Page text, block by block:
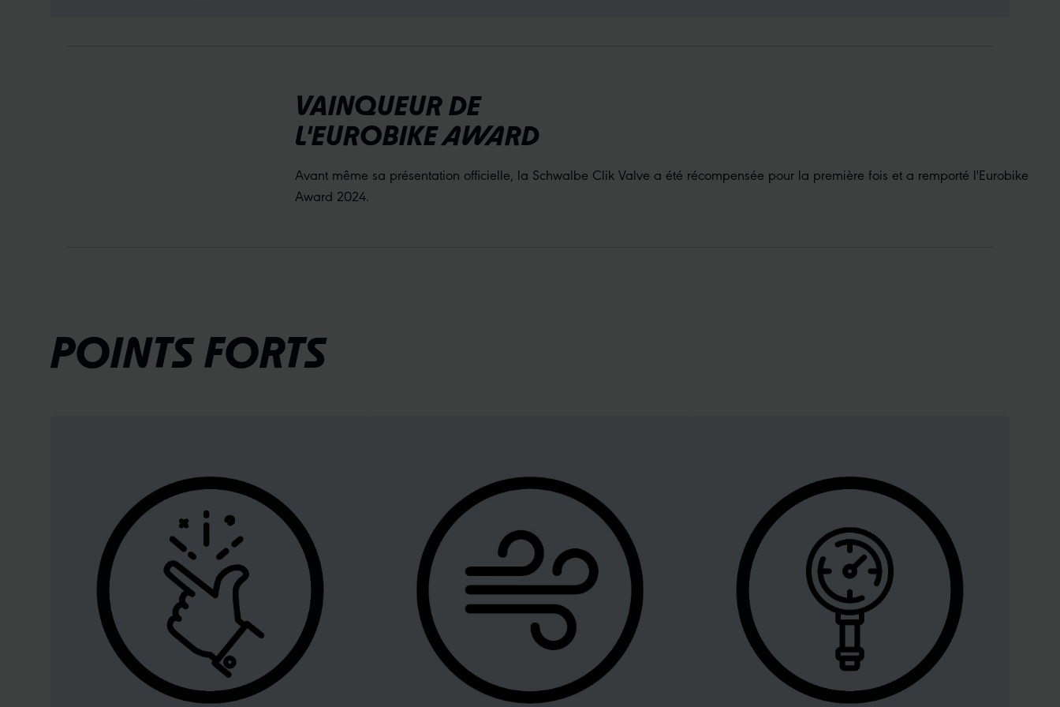
VAINQUEUR DE
L'EUROBIKE AWARD
Avant même sa présentation officielle, la Schwalbe Clik Valve a été récompensée pour la première fois et a remporté l'Eurobike
Award 2024.
POINTS FORTS